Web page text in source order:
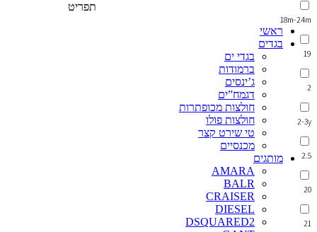
18m-24m
19
2
2-3y
2.5
20
21
תפריט
ראשי
בגדים
בגדי ים
ברמודות
ג’ינסים
דגמח”ים
חולצות מכופתרות
חולצות פולו
טי שירט קצר
מכנסיים
מותגים
AMARA
BALR
CRAISER
DIESEL
DSQUARED2